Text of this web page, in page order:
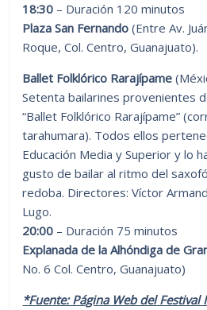
18:30 – Duración 120 minutos
Plaza San Fernando (Entre Av.
Roque, Col. Centro, Guanajuato).
Ballet Folklórico Rarajípame
Setenta bailarines provenientes
“Ballet Folklórico Rarajípame”
tarahumara). Todos ellos
Educación Media y Superior y lo
gusto de bailar al ritmo del
redoba. Directores: Víctor
Lugo.
20:00 – Duración 75 minutos
Explanada de la Alhóndiga de
No. 6 Col. Centro, Guanajuato)
*Fuente: Página Web del Festival